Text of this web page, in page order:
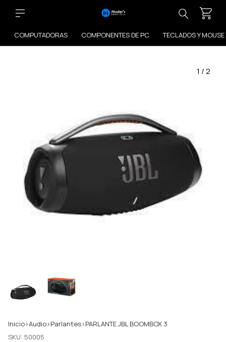
COMPUTADORAS COMPONENTES DE PC TECLADOS Y MOUSE
1 /2
Inicio>Audio>Parlantes>PARLANTE JBL BOOMBOX 3
SKU: 50005